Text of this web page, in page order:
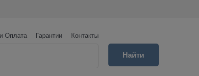
Оплата Гарантии Контакты
Найти